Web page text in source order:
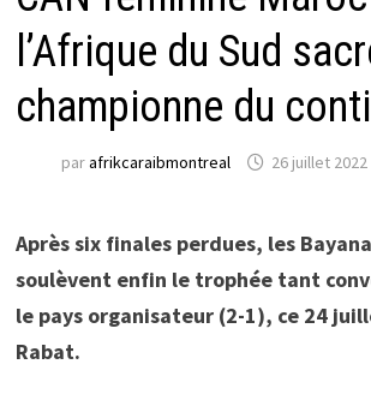
l’Afrique du Sud
championne du
parafrikcaraibmontreal 26 juillet 2022
Après six finales perdues, les
soulèvent enfin le trophée tant
le pays organisateur (2-1), ce 24
Rabat.